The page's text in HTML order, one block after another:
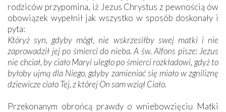
rodziców przypomina, iż Jezus Chrystus z pewnością ów
obowiązek wypełnił jak wszystko w sposób doskonały i
pyta:
Któryż syn, gdyby mógł, nie wskrzesiłby swej matki i nie
zaprowadził jej po śmierci do nieba. A św. Alfons pisze: Jezus
nie chciał, by ciało Maryi uległo po śmierci rozkładowi, gdyż to
byłoby ujmą dla Niego, gdyby zamieniać się miało w zgniliznę
dziewicze ciało Tej, z której On sam wziął Ciało.
Przekonanym obrońcą prawdy o wniebowzięciu Matki